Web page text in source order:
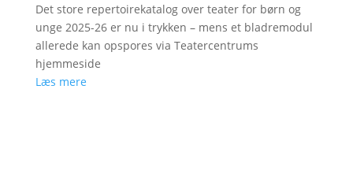
Det store repertoirekatalog over teater for børn og
unge 2025-26 er nu i trykken – mens et bladremodul
allerede kan opspores via Teatercentrums
hjemmeside
Læs mere